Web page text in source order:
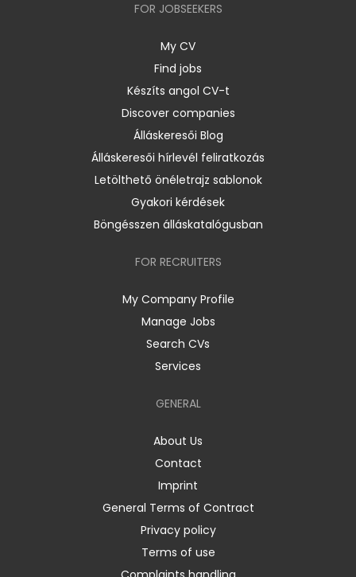
FOR JOBSEEKERS
My CV
Find jobs
Készíts angol CV-t
Discover companies
Álláskeresői Blog
Álláskeresői hírlevél feliratkozás
Letölthető önéletrajz sablonok
Gyakori kérdések
Böngésszen álláskatalógusban
FOR RECRUITERS
My Company Profile
Manage Jobs
Search CVs
Services
GENERAL
About Us
Contact
Imprint
General Terms of Contract
Privacy policy
Terms of use